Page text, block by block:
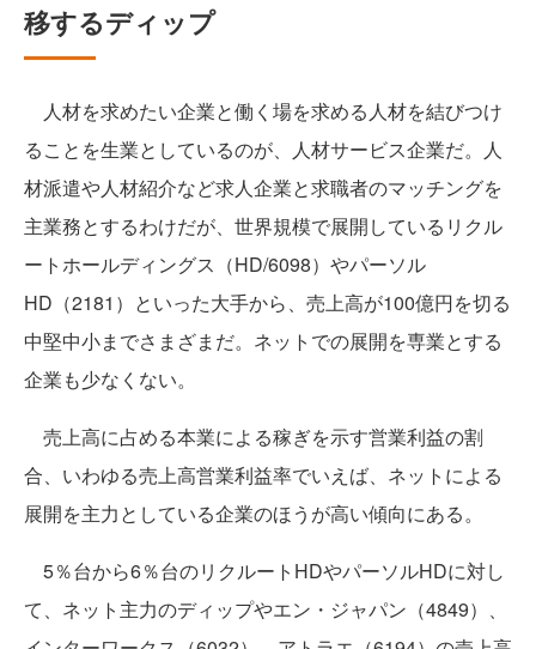
移するディップ
人材を求めたい企業と働く場を求める人材を結びつけ
ることを生業としているのが、人材サービス企業だ。人
材派遣や人材紹介など求人企業と求職者のマッチングを
主業務とするわけだが、世界規模で展開しているリクル
ートホールディングス（HD/6098）やパーソル
HD（2181）といった大手から、売上高が100億円を切る
中堅中小までさまざまだ。ネットでの展開を専業とする
企業も少なくない。
売上高に占める本業による稼ぎを示す営業利益の割
合、いわゆる売上高営業利益率でいえば、ネットによる
展開を主力としている企業のほうが高い傾向にある。
5％台から6％台のリクルートHDやパーソルHDに対し
て、ネット主力のディップやエン・ジャパン（4849）、